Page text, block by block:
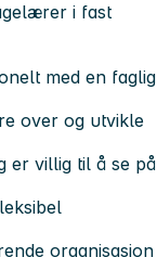
i fast
med en faglig
over og utvikle
er villig til å se på
organisasjon